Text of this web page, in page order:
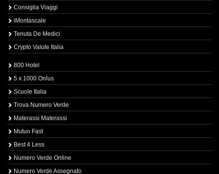
Consiglia Viaggi
iMontascale
Tenuta De Medici
Crypto Valute Italia
800 Hotel
5 x 1000 Onlus
Scuole Italia
Trova Numero Verde
Materassi Materassi
Mutuo Fast
Best 4 Less
Numero Verde Online
Numero Verde Assegnato